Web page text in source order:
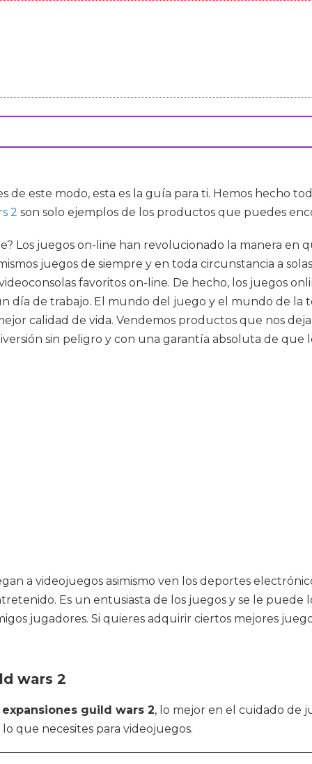
de este modo, esta es la guía para ti. Hemos hecho
2 son solo ejemplos de los productos que puedes
Los juegos on-line han revolucionado la manera en
juegos de siempre y en toda circunstancia a
favoritos on-line. De hecho, los juegos
día de trabajo. El mundo del juego y el mundo de
calidad de vida. Vendemos productos que nos
sin peligro y con una garantía absoluta de que
a videojuegos asimismo ven los deportes
Es un entusiasta de los juegos y se le puede
jugadores. Si quieres adquirir ciertos mejores
wars 2
expansiones guild wars 2, lo mejor en el cuidado de
que necesites para videojuegos.